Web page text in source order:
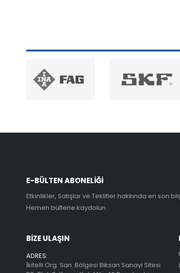
E-BÜLTEN ABONELİĞİ
Etkinlikler, Satışlar ve Teklifler hakkında en son
Hemen bültene kaydolun.
BİZE ULAŞIN
ADRES:
İkitelli Org. San. Bölgesi Biksan Sanayi Sitesi